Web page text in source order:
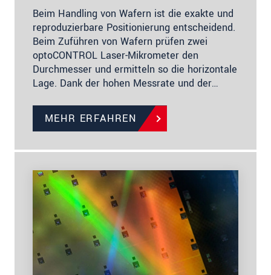
Beim Handling von Wafern ist die exakte und
reproduzierbare Positionierung entscheidend.
Beim Zuführen von Wafern prüfen zwei
optoCONTROL Laser-Mikrometer den
Durchmesser und ermitteln so die horizontale
Lage. Dank der hohen Messrate und der…
MEHR ERFAHREN